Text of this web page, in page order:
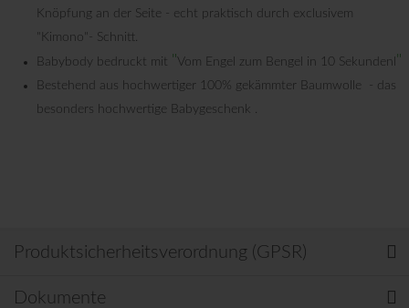
Knöpfung an der Seite - echt praktisch durch exclusivem
"Kimono"- Schnitt.
Babybody bedruckt mit "Vom Engel zum Bengel in 10 Sekundenl "
Bestehend aus hochwertiger 100% gekämmter Baumwolle - das
besonders hochwertige Babygeschenk .
Produktsicherheitsverordnung (GPSR)
Dokumente